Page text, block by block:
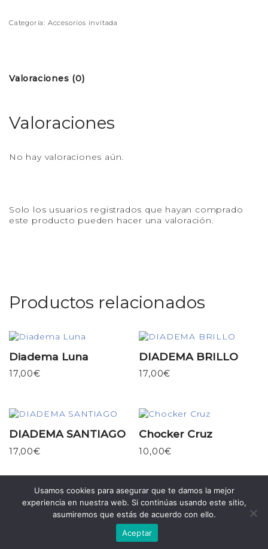
Categoría: Accesorios invitada
Valoraciones (0)
Valoraciones
No hay valoraciones aún.
Solo los usuarios registrados que hayan comprado
este producto pueden hacer una valoración.
Productos relacionados
Diadema Luna
17,00€
DIADEMA BRILLO
17,00€
DIADEMA SANTIAGO
17,00€
Chocker Cruz
10,00€
| Funciona gracias a
Usamos cookies para asegurar que te damos la mejor
experiencia en nuestra web. Si continúas usando este sitio,
asumiremos que estás de acuerdo con ello.
Aceptar